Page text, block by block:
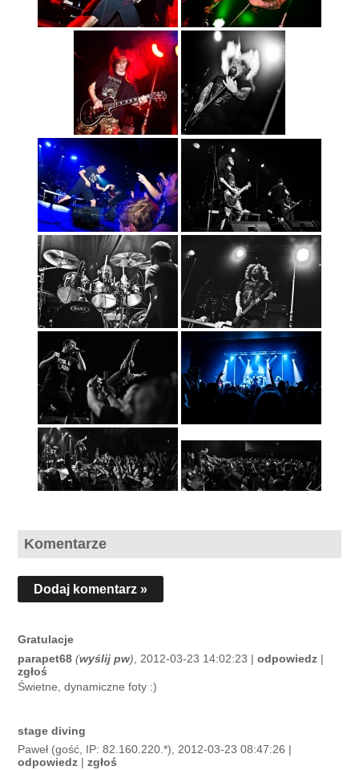
Komentarze
Dodaj komentarz »
Gratulacje
parapet68 (wyślij pw) , 2012-03-23 14:02:23 |odpowiedz |
zgłoś
Świetne, dynamiczne foty :)
stage diving
Paweł (gość, IP: 82.160.220.*), 2012-03-23 08:47:26 |
odpowiedz |zgłoś